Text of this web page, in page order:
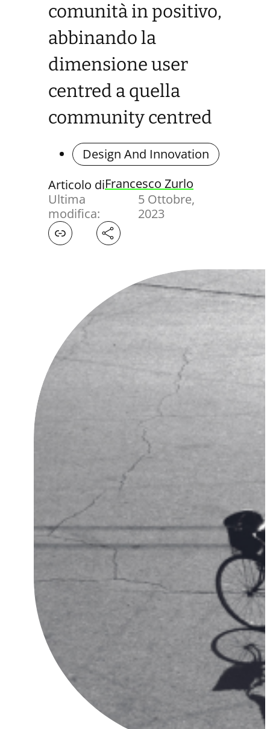
comunità in positivo,
abbinando la
dimensione user
centred a quella
community centred
Design And Innovation
Articolo diFrancesco Zurlo
Ultima
modifica:
5 Ottobre,
2023